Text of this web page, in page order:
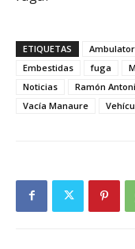
ETIQUETAS
Embestidas
fuga
Noticias
Ramón
Vacía Manaure